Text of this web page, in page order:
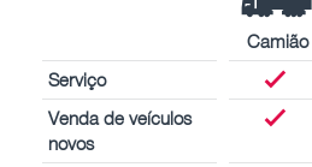
Camião
Serviço
Venda de veículos
novos